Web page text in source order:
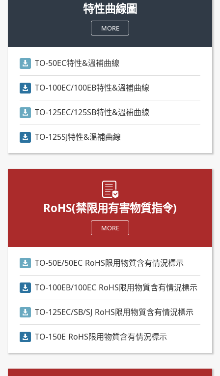
特性曲線圖
MORE
TO-50EC特性&溫補曲線
TO-100EC/100EB特性&溫補曲線
TO-125EC/125SB特性&溫補曲線
TO-125SJ特性&溫補曲線
RoHS(禁限用有害物質指令)
MORE
TO-50E/50EC RoHS限用物質含有情況標示
TO-100EB/100EC RoHS限用物質含有情況標示
TO-125EC/SB/SJ RoHS限用物質含有情況標示
TO-150E RoHS限用物質含有情況標示